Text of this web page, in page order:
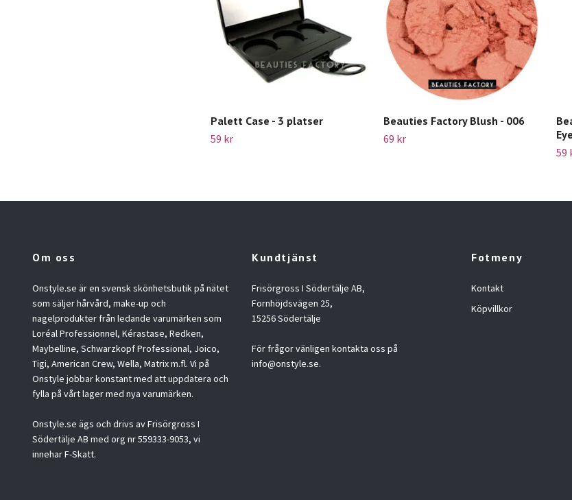
Palett Case - 3 platser
59 kr
Beauties Factory Blush - 006
69 kr
59
Om oss
Onstyle.se är en svensk skönhetsbutik på nätet
som säljer hårvård, make-up och
nagelprodukter från ledande varumärken som
Loréal Professionnel, Kérastase, Redken,
Maybelline, Schwarzkopf Professional, Joico,
Tigi, American Crew, Wella, Matrix m.fl. Vi på
Onstyle jobbar konstant med att uppdatera och
fylla på vårt lager med nya varumärken.
Onstyle.se ägs och drivs av Frisörgross I
Södertälje AB med org nr 559333-9053, vi
innehar F-Skatt.
Kundtjänst
Frisörgross I Södertälje AB,
Fornhöjdsvägen 25,
15256 Södertälje
För frågor vänligen kontakta oss på
info@onstyle.se.
Fotmeny
Kontakt
Köpvillkor